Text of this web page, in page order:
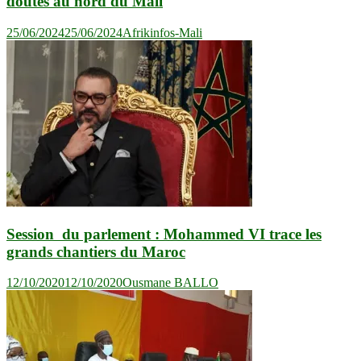
25/06/202425/06/2024Afrikinfos-Mali
Session du parlement : Mohammed VI trace les
grands chantiers du Maroc
12/10/202012/10/2020Ousmane BALLO